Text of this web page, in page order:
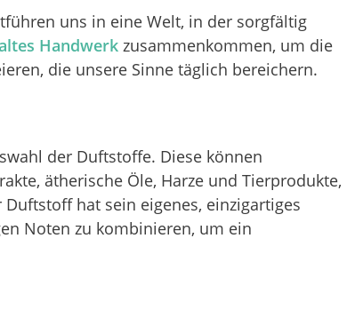
uns in eine Welt, in der sorgfältig
Handwerk zusammenkommen, um die
die unsere Sinne täglich bereichern.
der Duftstoffe. Diese können
ätherische Öle, Harze und Tierprodukte,
hat sein eigenes, einzigartiges
Noten zu kombinieren, um ein